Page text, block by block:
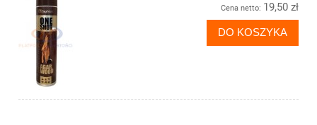
Cena netto: 19,50 zł
DO KOSZYKA